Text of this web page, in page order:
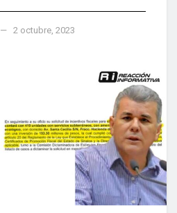
2 octubre, 2023